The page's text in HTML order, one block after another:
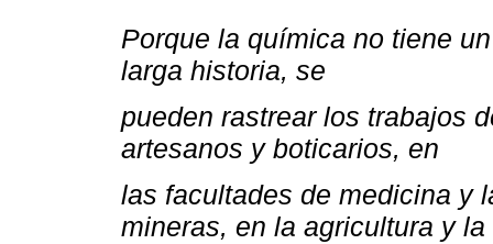
Porque la química no tiene
larga historia, se
pueden rastrear los trabajos
artesanos y boticarios, en
las facultades de medicina y
mineras, en la agricultura y la